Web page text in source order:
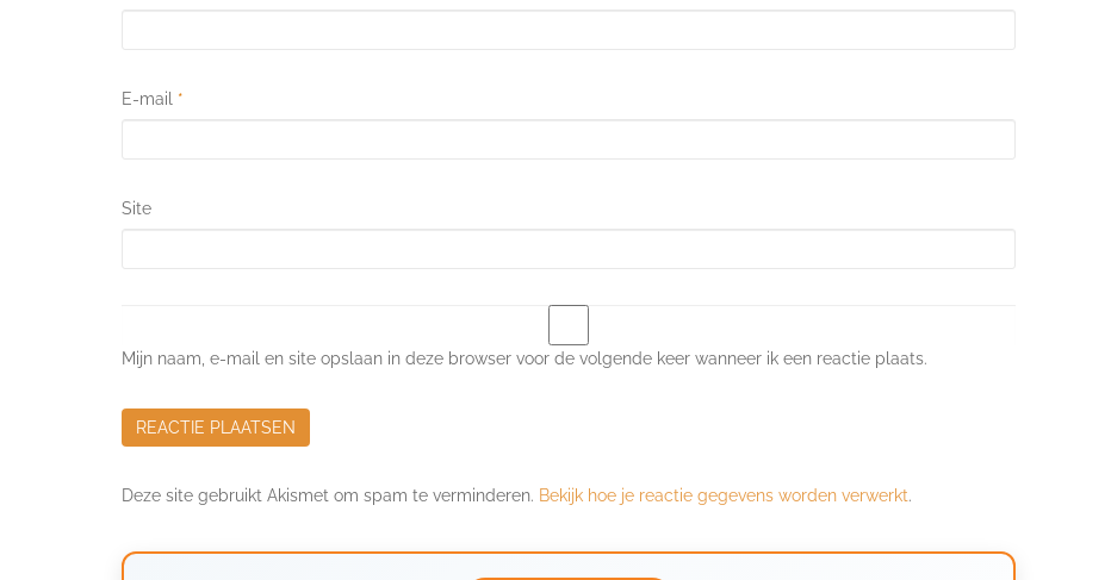
E-mail *
Site
Mijn naam, e-mail en site opslaan in deze browser voor de volgende keer wanneer ik een reactie plaats.
Deze site gebruikt Akismet om spam te verminderen. Bekijk hoe je reactie gegevens worden verwerkt.